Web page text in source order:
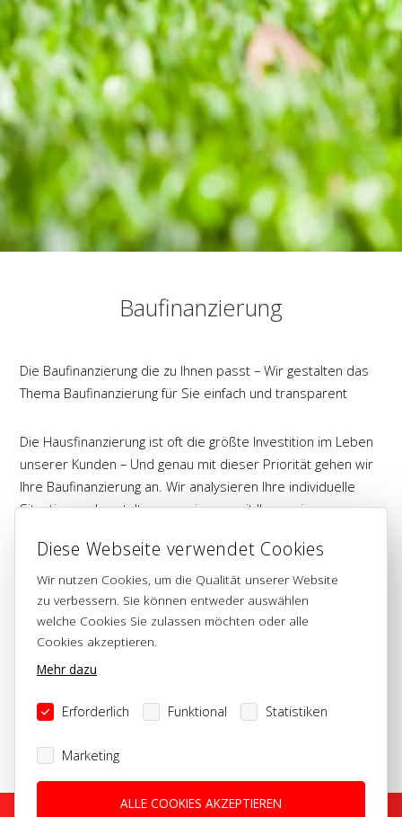
Baufinanzierung
Die Baufinanzierung die zu Ihnen passt – Wir gestalten das
Thema Baufinanzierung für Sie einfach und transparent
Die Hausfinanzierung ist oft die größte Investition im Leben
unserer Kunden – Und genau mit dieser Priorität gehen wir
Ihre Baufinanzierung an. Wir analysieren Ihre individuelle
Situation und gestalten gemeinsam mit Ihnen eine
Auch für Kapitalanleger haben wir individuelle Konzepte, die
eine Investition in Immobilien sicher und rentabel macht.
+ Ihre persönliche Situation ist die Basis
+ Staatliche Förderungen werden geprüft und eingebunden
+ Zinsabsicherung bis zum Ende der Finanzierung sind
Diese Webseite verwendet Cookies
Wir nutzen Cookies, um die Qualität unserer Website
zu verbessern. Sie können entweder auswählen
welche Cookies Sie zulassen möchten oder alle
Cookies akzeptieren.
Mehr dazu
Erforderlich Funktional Statistiken
Marketing
ALLE COOKIES AKZEPTIEREN